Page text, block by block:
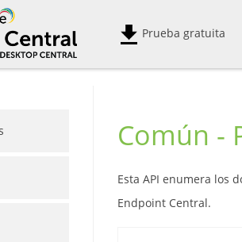
Prueba gratuita
Común -
Esta API enumera los
Endpoint Central.